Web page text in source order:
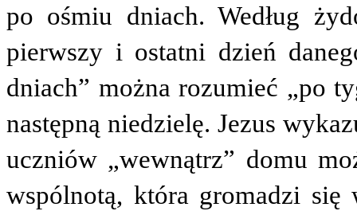
po ośmiu dniach. Według
pierwszy i ostatni dzień
dniach” można rozumieć „po
następną niedzielę. Jezus
uczniów „wewnątrz” domu
wspólnotą, która gromadzi